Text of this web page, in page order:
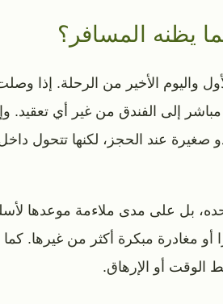
يظنه المسافر؟
واليوم الأخير من الرحلة. إذا
إلى الفندق من غير أي تعقيد.
صغيرة عند الحجز، لكنها تتحول
بل على مدى ملاءمة موعدها
أو مغادرة مبكرة أكثر من غيرها.
الوقت أو الإرهاق.